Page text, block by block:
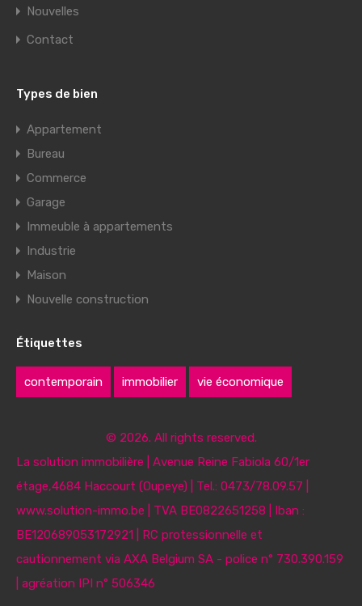
Nouvelles
Contact
Types de bien
Appartement
Bureau
Commerce
Garage
Immeuble à appartements
Industrie
Maison
Nouvelle construction
Étiquettes
contemporain immobilier vie économique
© 2026. All rights reserved.
La solution immobilière | Avenue Reine Fabiola 60/1er
étage,4684 Haccourt (Oupeye) | Tel.: 0473/78.09.57 |
www.solution-immo.be | TVA BE0822651258 | Iban :
BE120689053172921 | RC protessionnelle et
cautionnement via AXA Belgium SA - police n° 730.390.159
| agréation IPI n° 506346